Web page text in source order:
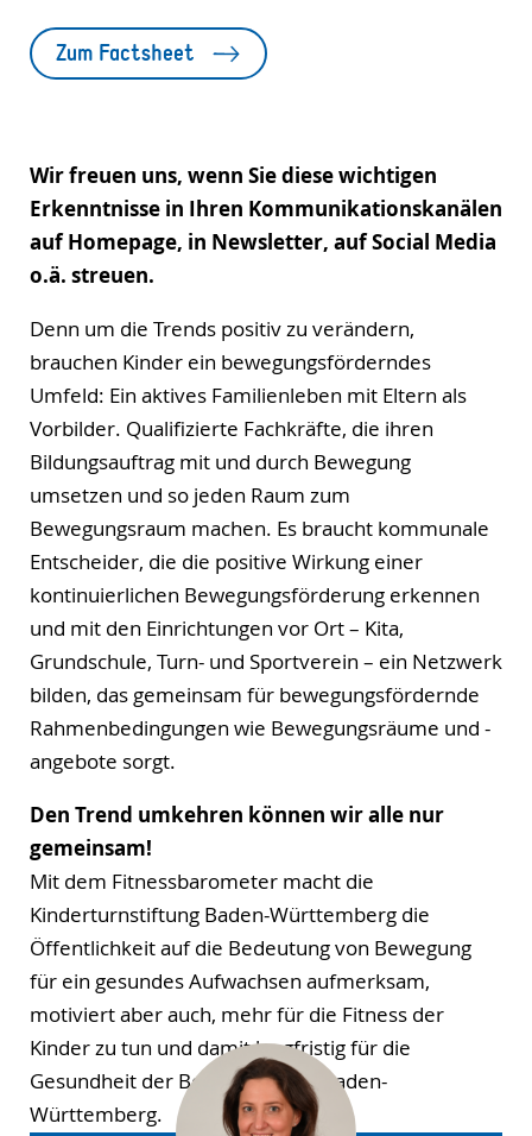
Zum Factsheet
Wir freuen uns, wenn Sie diese wichtigen
Erkenntnisse in Ihren Kommunikationskanälen
auf Homepage, in Newsletter, auf Social Media
o.ä. streuen.
Denn um die Trends positiv zu verändern,
brauchen Kinder ein bewegungsförderndes
Umfeld: Ein aktives Familienleben mit Eltern als
Vorbilder. Qualifizierte Fachkräfte, die ihren
Bildungsauftrag mit und durch Bewegung
umsetzen und so jeden Raum zum
Bewegungsraum machen. Es braucht kommunale
Entscheider, die die positive Wirkung einer
kontinuierlichen Bewegungsförderung erkennen
und mit den Einrichtungen vor Ort – Kita,
Grundschule, Turn- und Sportverein – ein Netzwerk
bilden, das gemeinsam für bewegungsfördernde
Rahmenbedingungen wie Bewegungsräume und -
angebote sorgt.
Den Trend umkehren können wir alle nur
gemeinsam!
Mit dem Fitnessbarometer macht die
Kinderturnstiftung Baden-Württemberg die
Öffentlichkeit auf die Bedeutung von Bewegung
für ein gesundes Aufwachsen aufmerksam,
motiviert aber auch, mehr für die Fitness der
Kinder zu tun und damit langfristig für die
Gesundheit der Bevölkerung in Baden-
Württemberg.